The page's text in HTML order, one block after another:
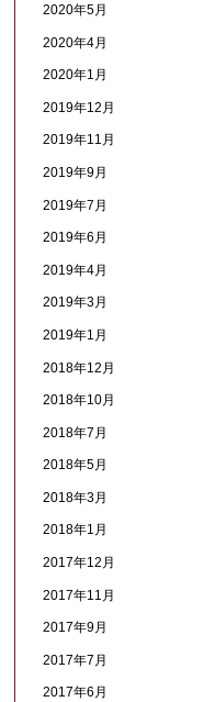
2020年5月
2020年4月
2020年1月
2019年12月
2019年11月
2019年9月
2019年7月
2019年6月
2019年4月
2019年3月
2019年1月
2018年12月
2018年10月
2018年7月
2018年5月
2018年3月
2018年1月
2017年12月
2017年11月
2017年9月
2017年7月
2017年6月